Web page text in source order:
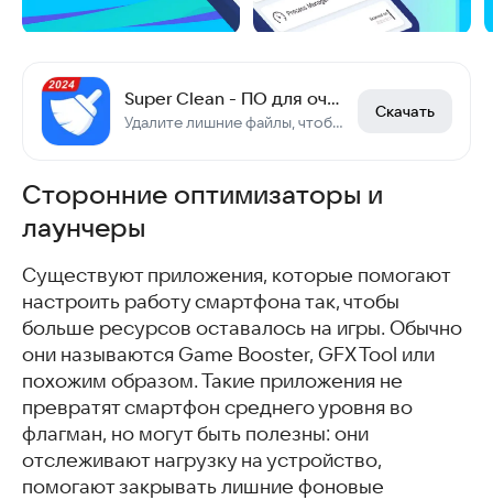
Super Clean - ПО для очистки
Удалите лишние файлы, чтобы освободить место
Скачать
Сторонние оптимизаторы и
лаунчеры
Существуют приложения, которые помогают
настроить работу смартфона так, чтобы
больше ресурсов оставалось на игры. Обычно
они называются Game Booster, GFX Tool или
похожим образом. Такие приложения не
превратят смартфон среднего уровня во
флагман, но могут быть полезны: они
отслеживают нагрузку на устройство,
помогают закрывать лишние фоновые